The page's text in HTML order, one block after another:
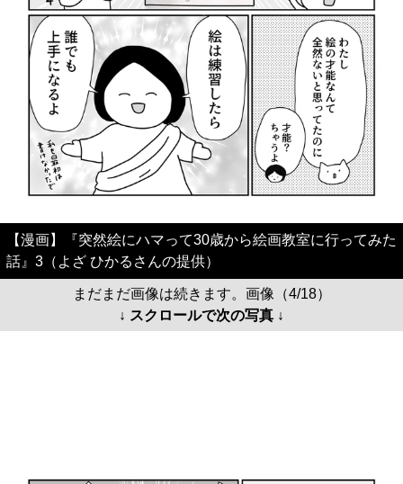
【漫画】『突然絵にハマって30歳から絵画教室に行ってみた
話』3（よざ ひかるさんの提供）
まだまだ画像は続きます。画像（4/18）
↓ スクロールで次の写真 ↓